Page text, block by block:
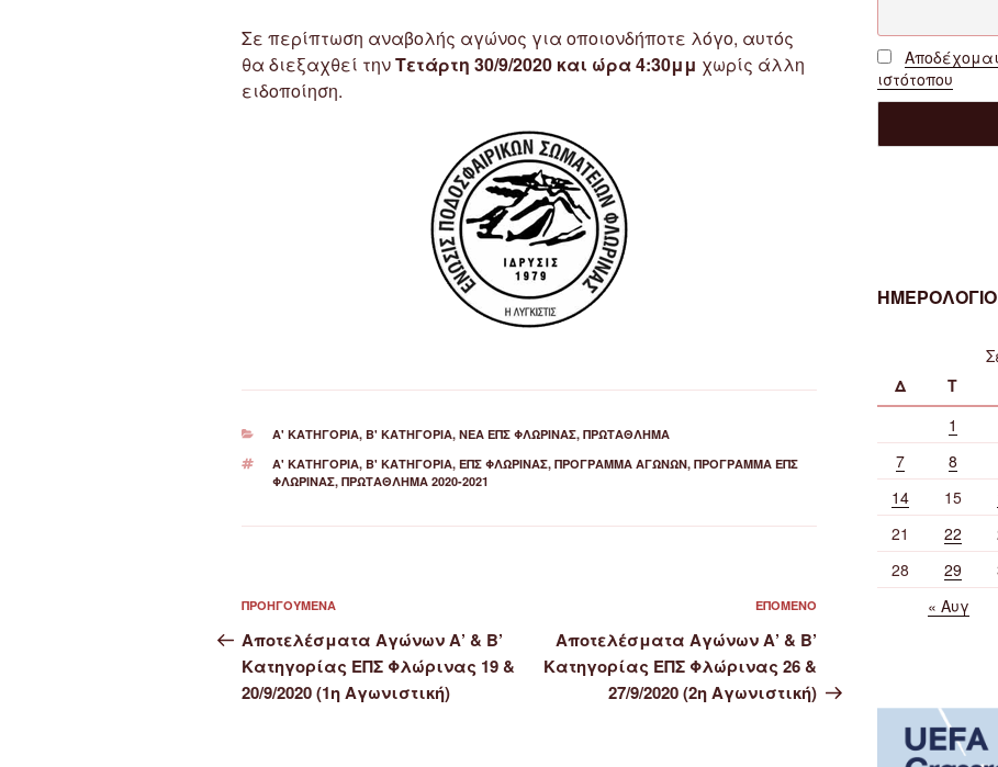
Σε περίπτωση αναβολής αγώνος για οποιονδήποτε λόγο, αυτός
θα διεξαχθεί τηνΤετάρτη 30/9/2020 και ώρα 4:30μμ χωρίς άλλη
ειδοποίηση.
ΚΑΤΗΓΟΡΊΕΣ
Α' ΚΑΤΗΓΟΡΊΑ, Β' ΚΑΤΗΓΟΡΊΑ, ΝΈΑ ΕΠΣ ΦΛΏΡΙΝΑΣ, ΠΡΩΤΆΘΛΗΜΑ
ΕΤΙΚΈΤΕΣ
Α' ΚΑΤΗΓΟΡΙΑ, Β' ΚΑΤΗΓΟΡΙΑ, ΕΠΣ ΦΛΏΡΙΝΑΣ, ΠΡΌΓΡΑΜΜΑ ΑΓΏΝΩΝ, ΠΡΌΓΡΑΜΜΑ ΕΠΣ
ΦΛΏΡΙΝΑΣ, ΠΡΩΤΆΘΛΗΜΑ 2020-2021
Πλοήγηση
άρθρων
Προηγούμενο
άρθρο
ΠΡΟΗΓΟΎΜΕΝΑ
Αποτελέσματα Αγώνων Α’ & Β’
Κατηγορίας ΕΠΣ Φλώρινας 19 &
20/9/2020 (1η Αγωνιστική)
ΕΠΌΜΕΝΟ
Αποτελέσματα Αγώνων Α’ & Β’
Κατηγορίας ΕΠΣ Φλώρινας 26 &
27/9/2020 (2η Αγωνιστική)
ιστότοπου
Δ
Τ
1
7
8
14
15
21
22
28
29
« Αυγ